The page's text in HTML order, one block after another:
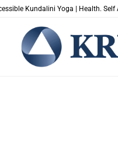
Kundalini Yoga | Health. Self